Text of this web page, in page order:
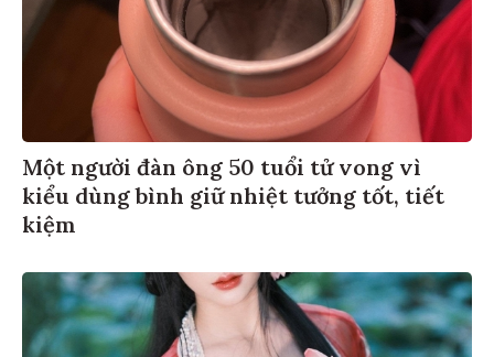
Một người đàn ông 50 tuổi tử vong vì
kiểu dùng bình giữ nhiệt tưởng tốt, tiết
kiệm